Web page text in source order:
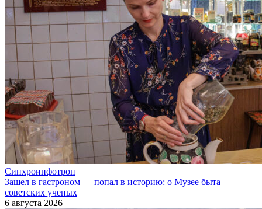
Синхроинфотрон
Зашел в гастроном — попал в историю: о Музее быта
советских ученых
6 августа 2026